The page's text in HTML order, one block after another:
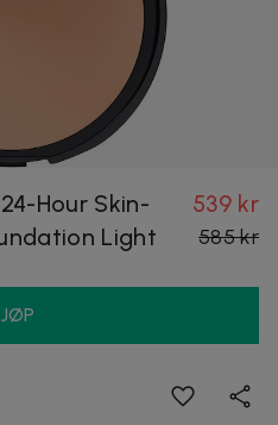
Hour Skin-
Light
539 kr
585 kr